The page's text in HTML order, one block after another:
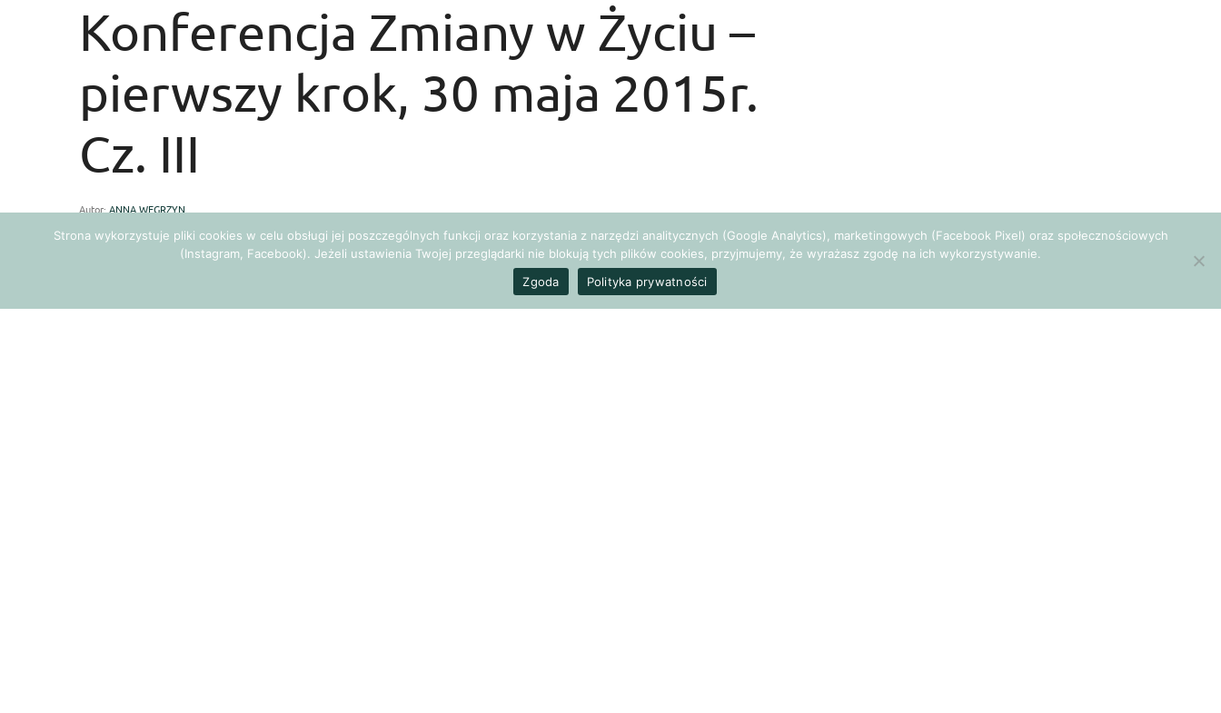
Konferencja Zmiany w Życiu –
pierwszy krok, 30 maja 2015r.
Cz. III
Autor:ANNA WĘGRZYN
Poznaj kolejnych prelegentów, którzy wystąpią 30 maja 2015r. na konferencjiZmiany w Życiu –
. Paweł Fortuna – psycholog biznesu, wykładowca akademicki, autor nagrodzonej
Teofrastem 2012Pozytywnej psychologii porażki.Norbert Grzybek -coach, współwłaściciel firmy
Strona wykorzystuje pliki cookies w celu obsługi jej poszczególnych funkcji oraz korzystania z narzędzi analitycznych (Google Analytics), marketingowych (Facebook Pixel) oraz społecznościowych
(Instagram, Facebook). Jeżeli ustawienia Twojej przeglądarki nie blokują tych plików cookies, przyjmujemy, że wyrażasz zgodę na ich wykorzystywanie.
Zgoda
Polityka prywatności